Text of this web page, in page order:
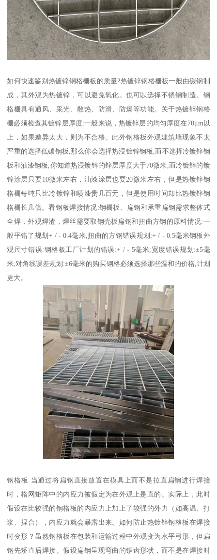
如何快速鉴别热镀锌钢格栅板的质量?热镀锌钢格栅板一般由碳钢制
成，其外观为热镀锌，可以避免氧化。也可以选择不锈钢制造。钢
格栅具有通风、采光、散热、防滑、防爆等功能。关于热镀锌钢格
栅必须检查其镀锌层厚度:一般来说，热镀锌层的均匀厚度在70μm以
上，如果差异太大，则为不合格。此外钢格板外观建筑墙现象不太
严重的选择低碳钢板,那么你会选择热浸镀锌钢板,而不选择冷镀锌钢
板和油漆钢板,你知道热浸镀锌的锌层厚度大于70微米,而冷镀锌的镀
锌涂层只要10微米左右，油漆涂层也要20微米左右，但是热镀锌钢
格栅每吨只比冷镀锌和喷漆贵几百元，但是使用时间却比热镀锌钢
格栅长几倍。看钢板焊接情况:钢栅板、扁钢和承重扁钢需求整体式
全焊，外观焊渣，焊丝需要取钢壳板扁钢和扭曲方钢的原料情况:一
般平错了规划+ / - 0.4毫米,扭曲的方钢错误规划:+ / - 0.5毫米钢板外
观尺寸错误:钢格板工厂计划的错误:+ / - 5毫米;宽度错误规划:±5毫
米,对角线误差规划:±6毫米的购买钢格必须选择那些温和的价格,计划
更大。
钢格板 当通过将扁钢直接放置在模具上而不是拉直扁钢进行焊接
时，格网矩阵中的内应力被假定为在外观上是直的。实际上，此时
假设在比较强的钢格板的内应力上加上了较强的外力（如高温、打
浆、捏合），内应力就会暴露出来。如何防止热镀锌钢格板在焊接
时变形？虽然钢格板在包装和运输过程中外观变为水平弓形，但扁
钢先矫直后焊接。假设扁钢呈现弯曲的锯齿形状，而不是在焊接时